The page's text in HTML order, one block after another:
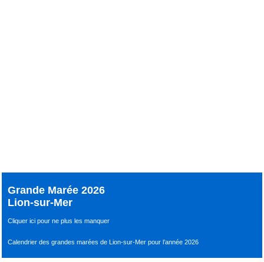
Grande Marée 2026
Lion-sur-Mer
Cliquer ici pour ne plus les manquer
Calendrier des grandes marées de Lion-sur-Mer pour l’année 2026